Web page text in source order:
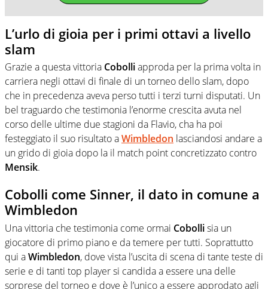
L’urlo di gioia per i primi ottavi a livello
slam
Grazie a questa vittoria Cobolliapproda per la prima volta in
carriera negli ottavi di finale di un torneo dello slam, dopo
che in precedenza aveva perso tutti i terzi turni disputati. Un
bel traguardo che testimonia l’enorme crescita avuta nel
corso delle ultime due stagioni da Flavio, cha ha poi
festeggiato il suo risultato aWimbledon lasciandosi andare a
un grido di gioia dopo la il match point concretizzato contro
Mensik.
Cobolli come Sinner, il dato in comune a
Wimbledon
Una vittoria che testimonia come ormai Cobollisia un
giocatore di primo piano e da temere per tutti. Soprattutto
qui aWimbledon, dove vista l’uscita di scena di tante teste di
serie e di tanti top player si candida a essere una delle
sorprese del torneo e dove è l’unico a essere approdato agli